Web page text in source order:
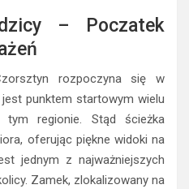
– Poczatek
rozpoczyna się w
punktem startowym wielu
regionie. Stąd ścieżka
oferując piękne widoki na
jednym z najważniejszych
Zamek, zlokalizowany na